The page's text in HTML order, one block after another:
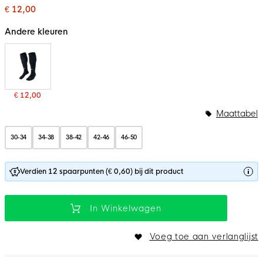
naar
van
de
afbeeldingen-
gallerij
€ 12,00
Andere kleuren
€ 12,00
Maattabel
30-34 34-38 38-42 42-46 46-50
Verdien 12 spaarpunten (€ 0,60) bij dit product
In Winkelwagen
Voeg toe aan verlanglijst